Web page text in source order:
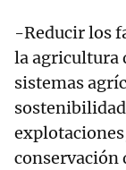
-Reducir los
la agricultura
sistemas
conservación